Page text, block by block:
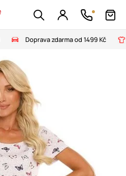
Doprava zdarma od 1499 Kč